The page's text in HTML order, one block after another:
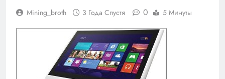
Mining_broth 3 Года Спустя 0 5 Минуты